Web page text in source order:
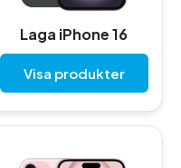
Laga iPhone 16
Visa produkter